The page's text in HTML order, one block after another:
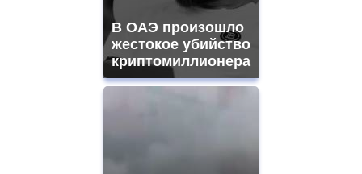
В ОАЭ произошло
жестокое убийство
криптомиллионера